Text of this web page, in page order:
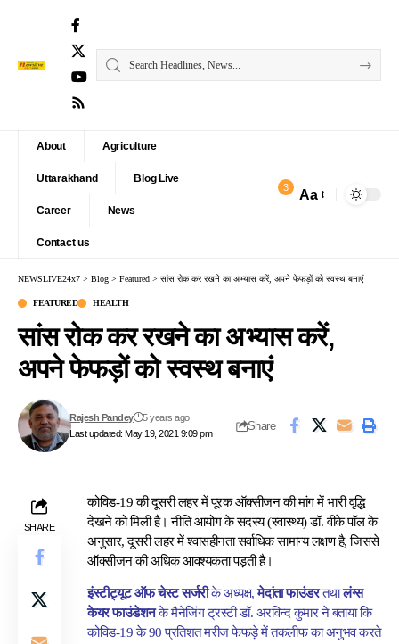
About Agriculture
Uttarakhand Blog Live
Career News
Contact us
3 Aa
NEWSLIVE24x7 > Blog > Featured > सांस रोक कर रखने का अभ्यास करें, अपने फेफड़ों को स्वस्थ बनाएं
FEATURED HEALTH
सांस रोक कर रखने का अभ्यास करें,
अपने फेफड़ों को स्वस्थ बनाएं
Last updated: May 19, 2021 9:09 pm
Rajesh Pandey 5 years ago
Share
SHARE
कोविड-19 की दूसरी लहर में पूरक ऑक्सीजन की मांग में भारी वृद्धि
देखने को मिली है। नीति आयोग के सदस्य (स्वास्थ्य) डॉ. वीके पॉल के
अनुसार, दूसरी लहर में श्वासहीनता सर्वाधिक सामान्य लक्षण है, जिससे
ऑक्सीजन की अधिक आवश्यकता पड़ती है।
इंस्टीट्यूट ऑफ चेस्ट सर्जरी के अध्यक्ष,मेदांता फाउंडरतथालंग्स
केयर फाउंडेशन के मैनेजिंग ट्रस्टी डॉ. अरविन्द कुमार ने बताया कि
कोविड-19 के 90 प्रतिशत मरीज फेफड़े में तकलीफ का अनुभव करते